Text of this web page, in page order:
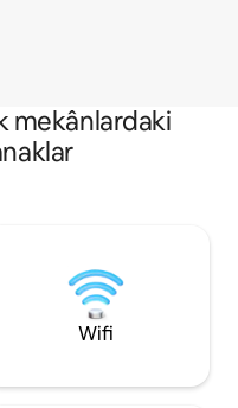
mekânlardaki
Wifi